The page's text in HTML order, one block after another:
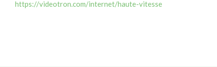
https://videotron.com/internet/haute-vitesse